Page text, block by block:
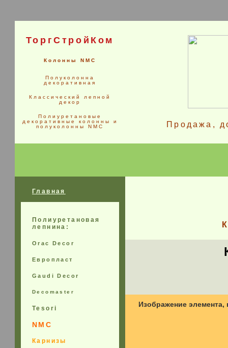
ТоргСтройКом
Колонны NMC
Полуколонна
декоративная
Классический лепной
декор
Полиуретановые
декоративные колонны и
полуколонны NMC
Продажа,
Главная
Полиуретановая
лепнина:
Orac Decor
Европласт
Gaudi Decor
Decomaster
Tesori
NMC
Карнизы
Изображение